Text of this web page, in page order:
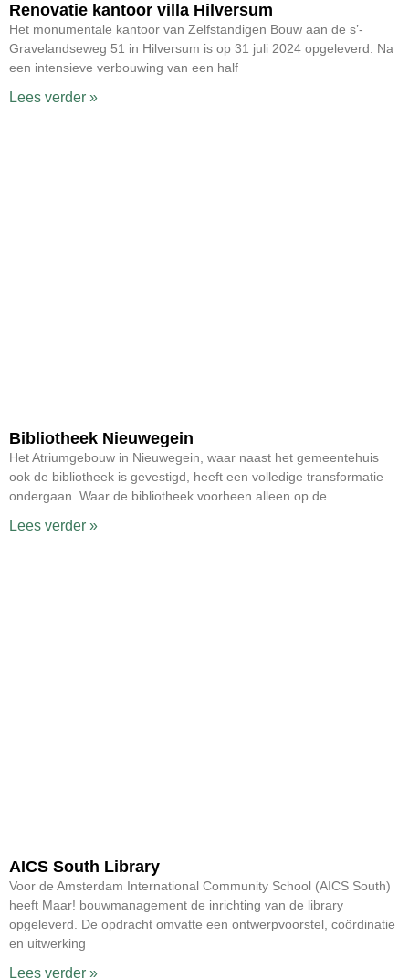
Renovatie kantoor villa Hilversum
Het monumentale kantoor van Zelfstandigen Bouw aan de s’-
Gravelandseweg 51 in Hilversum is op 31 juli 2024 opgeleverd. Na
een intensieve verbouwing van een half
Lees verder »
Bibliotheek Nieuwegein
Het Atriumgebouw in Nieuwegein, waar naast het gemeentehuis
ook de bibliotheek is gevestigd, heeft een volledige transformatie
ondergaan. Waar de bibliotheek voorheen alleen op de
Lees verder »
AICS South Library
Voor de Amsterdam International Community School (AICS South)
heeft Maar! bouwmanagement de inrichting van de library
opgeleverd. De opdracht omvatte een ontwerpvoorstel, coördinatie
en uitwerking
Lees verder »